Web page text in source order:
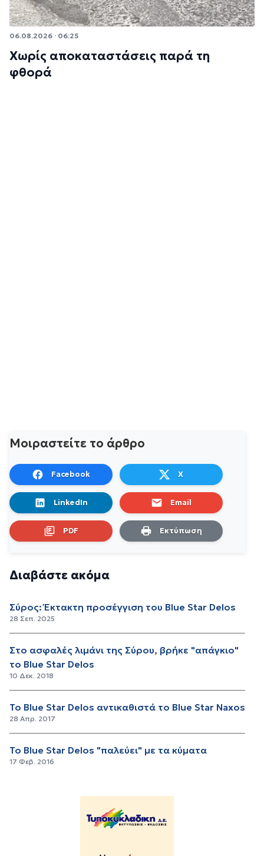
06.08.2026 · 06:25
Χωρίς αποκαταστάσεις παρά τη
φθορά
Μοιραστείτε το άρθρο
Facebook X
LinkedIn Email
PDF Εκτύπωση
Διαβάστε ακόμα
Σύρος: Έκτακτη προσέγγιση του Blue Star Delos
28 Σεπ. 2025
Στο ασφαλές λιμάνι της Σύρου, βρήκε "απάγκιο"
το Blue Star Delos
10 Δεκ. 2018
To Blue Star Delos αντικαθιστά το Blue Star Naxos
28 Απρ. 2017
Το Blue Star Delos "παλεύει" με τα κύματα
17 Φεβ. 2016